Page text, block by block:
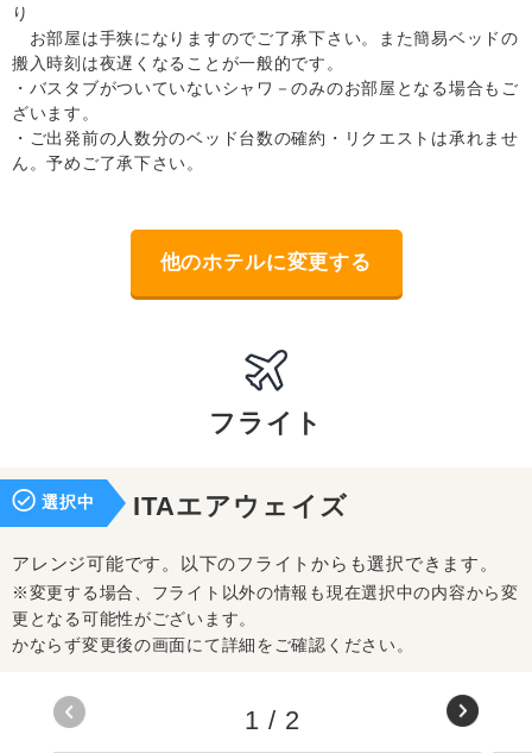
り
お部屋は手狭になりますのでご了承下さい。また簡易ベッドの
搬入時刻は夜遅くなることが一般的です。
・バスタブがついていないシャワ－のみのお部屋となる場合もご
ざいます。
・ご出発前の人数分のベッド台数の確約・リクエストは承れませ
ん。予めご了承下さい。
他のホテルに変更する
フライト
選択中 ITAエアウェイズ
アレンジ可能です。以下のフライトからも選択できます。
※変更する場合、フライト以外の情報も現在選択中の内容から変
更となる可能性がございます。
かならず変更後の画面にて詳細をご確認ください。
1 / 2